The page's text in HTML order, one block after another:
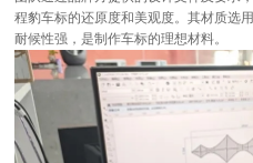
程豹车标的还原度和美观度。其材质选
耐候性强，是制作车标的理想材料。